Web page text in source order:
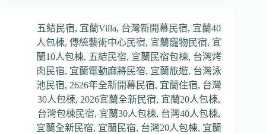
五結民宿, 宜蘭Villa, 台灣新開幕民宿, 宜蘭40
人包棟,傳統藝術中心民宿, 宜蘭寵物民宿, 宜
蘭10人包棟, 五結民宿, 宜蘭民宿包棟, 台灣烤
肉民宿, 宜蘭電動麻將民宿, 宜蘭旅遊, 台灣泳
池民宿, 2626年全新開幕民宿, 宜蘭住宿, 台灣
30人包棟, 2026宜蘭全新民宿, 宜蘭20人包棟,
台灣包棟民宿, 宜蘭30人包棟, 台灣40人包棟,
宜蘭全新民宿, 宜蘭民宿, 台灣20人包棟, 宜蘭